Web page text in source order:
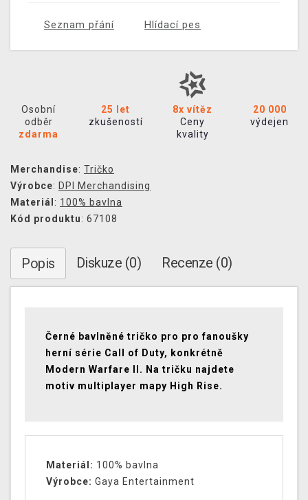
Seznam přání Hlídací pes
Osobní
odběr
zdarma
25 let
zkušeností
8x vítěz
Ceny
kvality
20 000
výdejen
Merchandise: Tričko
Výrobce: DPI Merchandising
Materiál : 100% bavlna
Kód produktu: 67108
Popis Diskuze (0) Recenze (0)
Černé bavlněné tričko pro pro fanoušky
herní série Call of Duty, konkrétně
Modern Warfare II. Na tričku najdete
motiv multiplayer mapy High Rise.
Materiál: 100% bavlna
Výrobce: Gaya Entertainment